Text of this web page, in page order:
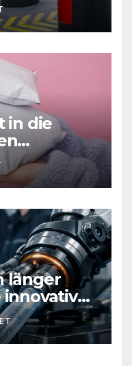
in die
Ihre
Effizienz
länger